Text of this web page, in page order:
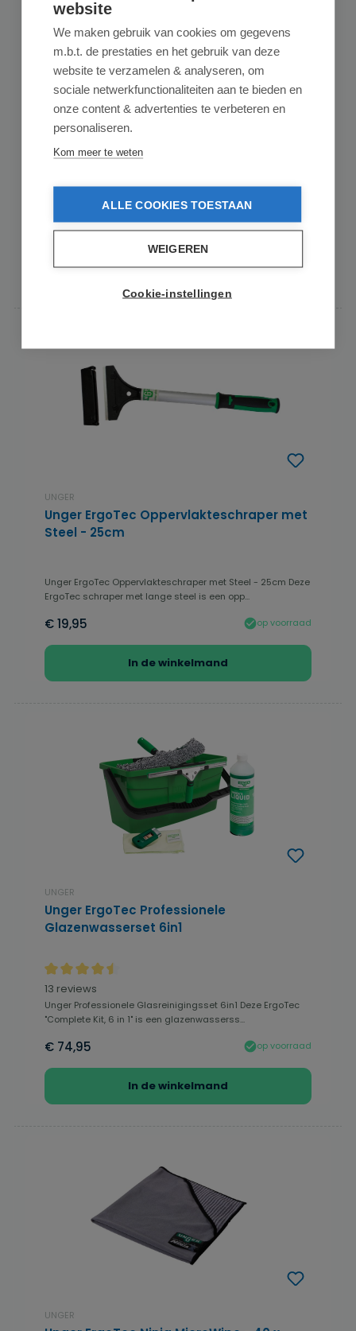
Unger ErgoTec Glasschraper
Unger ErgoTec Glasschraper De Ergotec glasschraper is
een power volle schraper voor het schrapen va...
Vanaf
2 varianten beschikbaar
Details
UNGER
Unger ErgoTec Oppervlakteschraper met
Steel - 25cm
Unger ErgoTec Oppervlakteschraper met Steel - 25cm Deze
ErgoTec schraper met lange steel is een opp...
€ 19,95 op voorraad
In de winkelmand
UNGER
Unger ErgoTec Professionele
Glazenwasserset 6in1
Gemiddelde waardering van 4.54 van 5 sterren
13 reviews
Unger Professionele Glasreinigingsset 6in1 Deze ErgoTec
"Complete Kit, 6 in 1" is een glazenwasserss...
€ 74,95 op voorraad
In de winkelmand
UNGER
website
We maken gebruik van cookies om gegevens
m.b.t. de prestaties en het gebruik van deze
website te verzamelen & analyseren, om
sociale netwerkfunctionaliteiten aan te bieden en
onze content & advertenties te verbeteren en
personaliseren.
Kom meer te weten
ALLE COOKIES TOESTAAN
WEIGEREN
Cookie-instellingen